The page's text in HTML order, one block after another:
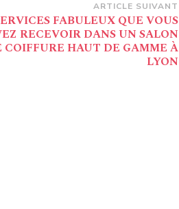
ARTICLE SUIVANT
FABULEUX QUE VOUS
RECEVOIR DANS UN SALON
COIFFURE HAUT DE GAMME À
LYON